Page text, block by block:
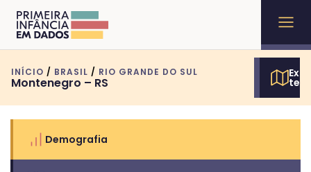
INÍCIO / BRASIL / RIO GRANDE DO SUL
Montenegro – RS
Demografia